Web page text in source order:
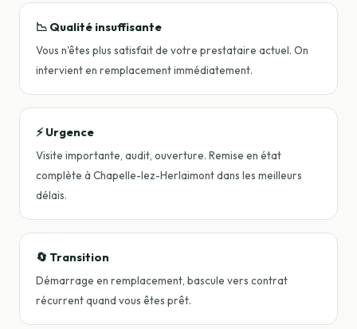
📉 Qualité insuffisante
Vous n'êtes plus satisfait de votre prestataire actuel. On
intervient en remplacement immédiatement.
⚡ Urgence
Visite importante, audit, ouverture. Remise en état
complète à Chapelle-lez-Herlaimont dans les meilleurs
délais.
🔄 Transition
Démarrage en remplacement, bascule vers contrat
récurrent quand vous êtes prêt.